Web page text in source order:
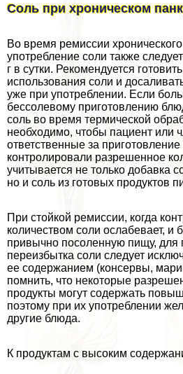
Соль при хроническом
Во время ремиссии
употрeбление соли также
г в сутки. Рекомендуется
использования соли и
уже при употрeблении. Если
бессолевому приготовлению
соль во время термической
необходимо, чтобы пациент или
ответственные за
контролировали разрешенное
учитывается не только добавка
но и соль из готовых продуктов
При стойкой ремиссии, когда
количеством соли ослабевает, и
привычно посоленную пищу, для
переизбытка соли следует
ее содержанием (консервы,
помнить, что некоторые
продукты могут содержать
поэтому при их употрeблении
другие блюда.
К продуктам с высоким